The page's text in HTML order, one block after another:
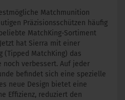
Matchmunition
Präzisionsschützen häufig
MatchKing-Sortiment
hat Sierra mit einer
(Tipped MatchKing) das
verbessert. Auf jeder
befindet sich eine spezielle
neue Design bietet eine
Effizienz, reduziert den